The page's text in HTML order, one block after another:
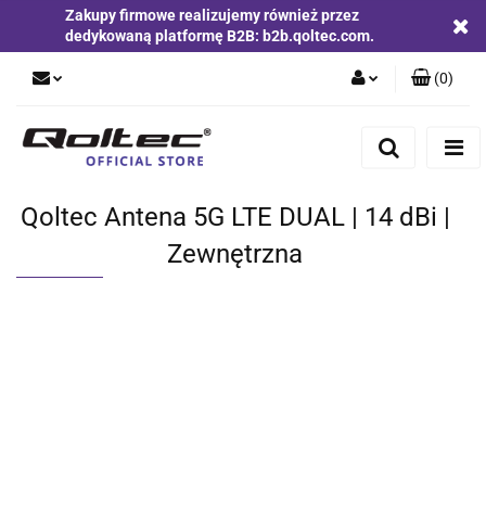
Zakupy firmowe realizujemy również przez
dedykowaną platformę B2B: b2b.qoltec.com.
Zgody cookies
(0)
Qoltec Antena 5G LTE DUAL | 14 dBi |
Zewnętrzna